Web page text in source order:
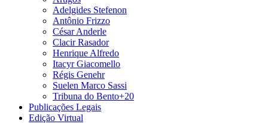
Adelgides Stefenon
Antônio Frizzo
César Anderle
Clacir Rasador
Henrique Alfredo
Itacyr Giacomello
Régis Genehr
Suelen Marco Sassi
Tribuna do Bento+20
Publicações Legais
Edição Virtual